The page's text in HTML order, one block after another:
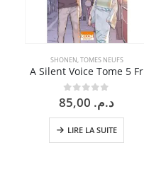
SHONEN,TOMES NEUFS
A Silent Voice Tome 5 Fr
0sur 5د.م.
LIRE LA SUITE